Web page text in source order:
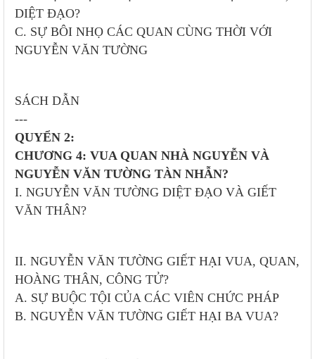
DIỆT ĐẠO?
C. SỰ BÔI NHỌ CÁC QUAN CÙNG THỜI VỚI
NGUYỄN VĂN TƯỜNG
SÁCH DẪN
---
QUYỂN 2:
CHƯƠNG 4: VUA QUAN NHÀ NGUYỄN VÀ
NGUYỄN VĂN TƯỜNG TÀN NHẪN?
I. NGUYỄN VĂN TƯỜNG DIỆT ĐẠO VÀ GIẾT
VĂN THÂN?
II. NGUYỄN VĂN TƯỜNG GIẾT HẠI VUA, QUAN,
HOÀNG THÂN, CÔNG TỬ?
A. SỰ BUỘC TỘI CỦA CÁC VIÊN CHỨC PHÁP
B. NGUYỄN VĂN TƯỜNG GIẾT HẠI BA VUA?